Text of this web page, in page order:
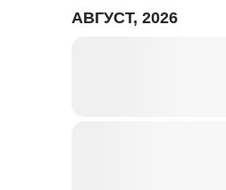
АВГУСТ, 2026